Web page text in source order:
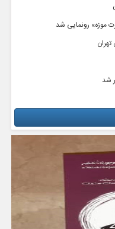
موزه» رونمایی شد
شد